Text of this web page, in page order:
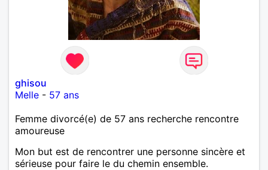
ghisou
Melle - 57 ans
Femme divorcé(e) de 57 ans recherche rencontre
amoureuse
Mon but est de rencontrer une personne sincère et
sérieuse pour faire le du chemin ensemble.